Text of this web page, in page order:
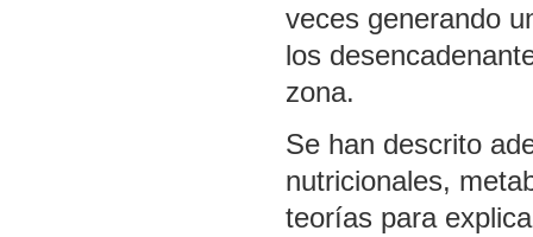
veces generando
los
zona.
Se han descrito
nutricionales,
teorías para